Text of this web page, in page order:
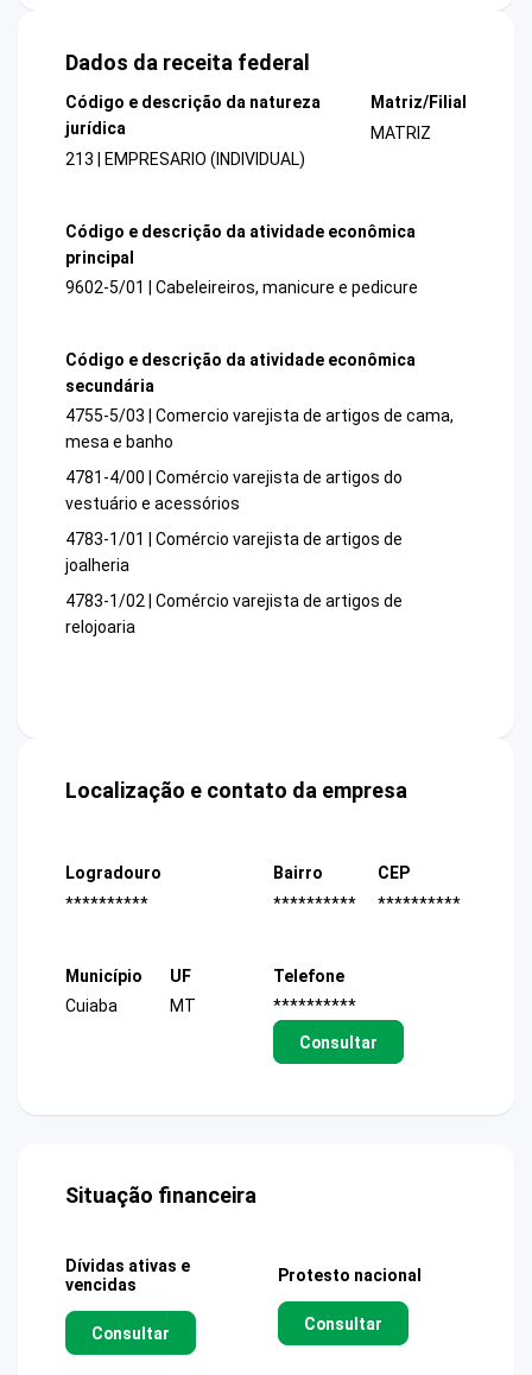
Dados da receita federal
Código e descrição da natureza
jurídica
213 | EMPRESARIO (INDIVIDUAL)
Matriz/Filial
MATRIZ
Código e descrição da atividade econômica
principal
9602-5/01 | Cabeleireiros, manicure e pedicure
Código e descrição da atividade econômica
secundária
4755-5/03 | Comercio varejista de artigos de cama,
mesa e banho
4781-4/00 | Comércio varejista de artigos do
vestuário e acessórios
4783-1/01 | Comércio varejista de artigos de
joalheria
4783-1/02 | Comércio varejista de artigos de
relojoaria
Localização e contato da empresa
Logradouro
**********
Bairro
**********
CEP
**********
Município
Cuiaba
UF
MT
Telefone
**********
Consultar
Situação financeira
Dívidas ativas e
vencidas
Consultar
Protesto nacional
Consultar